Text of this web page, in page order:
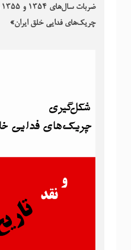
چریک‌های فدایی خلق ایران»